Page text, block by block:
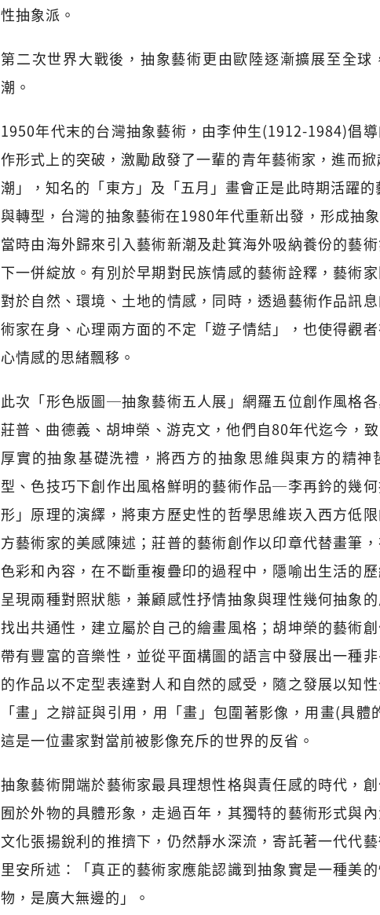
性抽象派。
第二次世界大戰後，抽象藝術更由歐陸逐漸擴展至全
潮。
1950年代末的台灣抽象藝術，由李仲生(1912-1984)倡
作形式上的突破，激勵啟發了一輩的青年藝術家，進而
潮」，知名的「東方」及「五月」畫會正是此時期活躍
與轉型，台灣的抽象藝術在1980年代重新出發，形成抽
當時由海外歸來引入藝術新潮及赴箕海外吸納養份的藝
下一併綻放。有別於早期對民族情感的藝術詮釋，藝術
對於自然、環境、土地的情感，同時，透過藝術作品訊
術家在身、心理兩方面的不定「遊子情結」，也使得觀
心情感的思緒飄移。
此次「形色版圖─抽象藝術五人展」網羅五位創作風格
莊普、曲德義、胡坤榮、游克文，他們自80年代迄今，
厚實的抽象基礎洗禮，將西方的抽象思維與東方的精
型、色技巧下創作出風格鮮明的藝術作品─李再鈐的幾
形」原理的演繹，將東方歷史性的哲學思維崁入西方低
方藝術家的美感陳述；莊普的藝術創作以印章代替畫筆
色彩和內容，在不斷重複疊印的過程中，隱喻出生活的
呈現兩種對照狀態，兼顧感性抒情抽象與理性幾何抽象
找出共通性，建立屬於自己的繪畫風格；胡坤榮的藝術
帶有豐富的音樂性，並從平面構圖的語言中發展出一種
的作品以不定型表達對人和自然的感受，隨之發展以知
「畫」之辯証與引用，用「畫」包圍著影像，用畫(具
這是一位畫家對當前被影像充斥的世界的反省。
抽象藝術開端於藝術家最具理想性格與責任感的時代，
囿於外物的具體形象，走過百年，其獨特的藝術形式與
文化張揚銳利的推擠下，仍然靜水深流，寄託著一代代
里安所述：「真正的藝術家應能認識到抽象實是一種美
物，是廣大無邊的」。